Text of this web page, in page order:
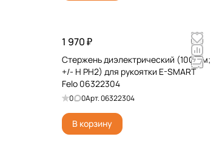
1 970 ₽
Стержень диэлектрический (100 мм;
+/- H PH2) для рукоятки E-SMART
Felo 06322304
0 0Арт.06322304
В корзину